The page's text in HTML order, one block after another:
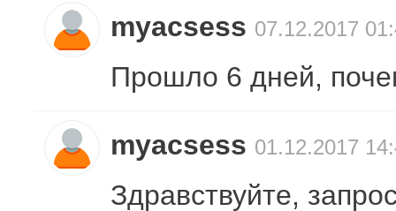
myacsess 07.12.2017
Прошло 6 дней,
myacsess 01.12.2017
Здравствуйте,